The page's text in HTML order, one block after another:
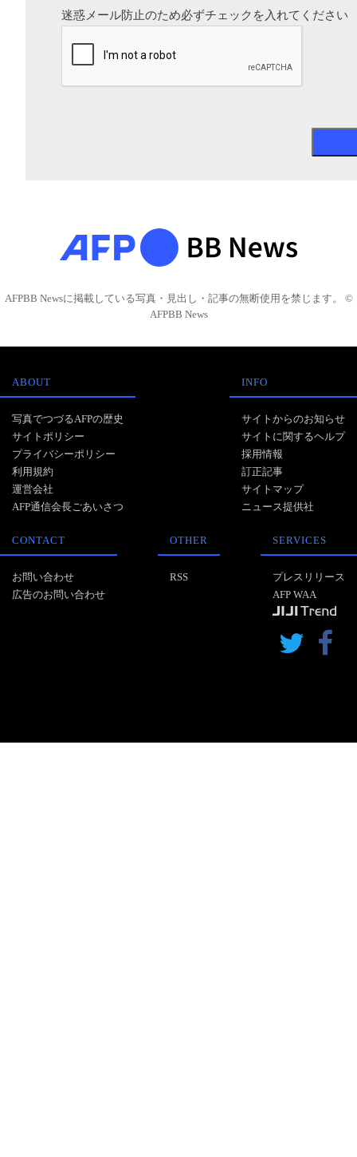
迷惑メール防止のため必ずチェックを入れてください
AFPBB Newsに掲載している写真・見出し・記事の無断使用を禁じます。 ©
AFPBB News
ABOUT
写真でつづるAFPの歴史
サイトポリシー
プライバシーポリシー
利用規約
運営会社
AFP通信会長ごあいさつ
INFO
サイトからのお知らせ
サイトに関するヘルプ
採用情報
訂正記事
サイトマップ
ニュース提供社
CONTACT
お問い合わせ
広告のお問い合わせ
OTHER
RSS
SERVICES
プレスリリース
AFP WAA